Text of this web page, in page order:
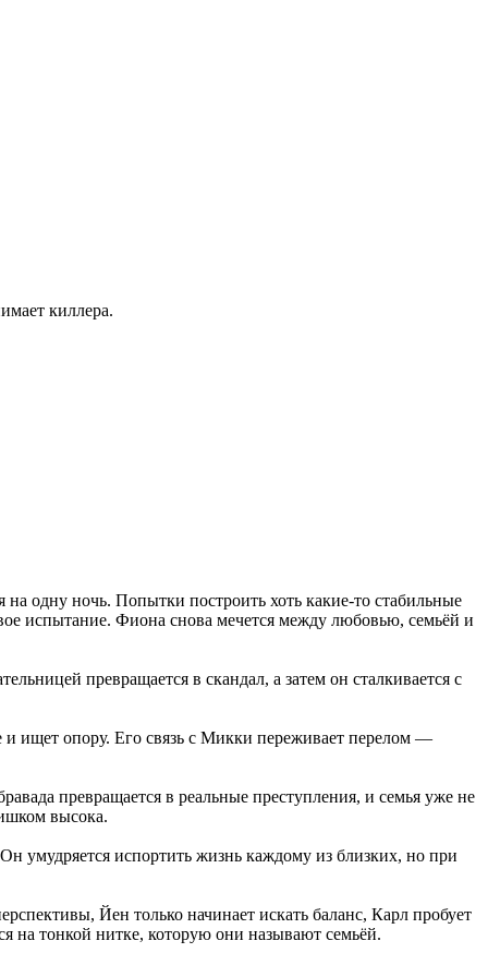
киллера.
одну ночь. Попытки построить хоть какие-то стабильные
испытание. Фиона снова мечется между любовью, семьёй и
превращается в скандал, а затем он сталкивается с
и ищет опору. Его связь с Микки переживает перелом —
превращается в реальные преступления, и семья уже не
высока.
умудряется испортить жизнь каждому из близких, но при
Йен только начинает искать баланс, Карл пробует
на тонкой нитке, которую они называют семьёй.